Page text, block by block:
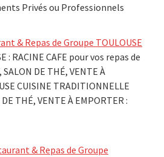
Privés ou Professionnels
& Repas de Groupe TOULOUSE
: RACINE CAFE pour vos repas de
DE THÉ, VENTE À
CUISINE TRADITIONNELLE
THÉ, VENTE À EMPORTER :
& Repas de Groupe